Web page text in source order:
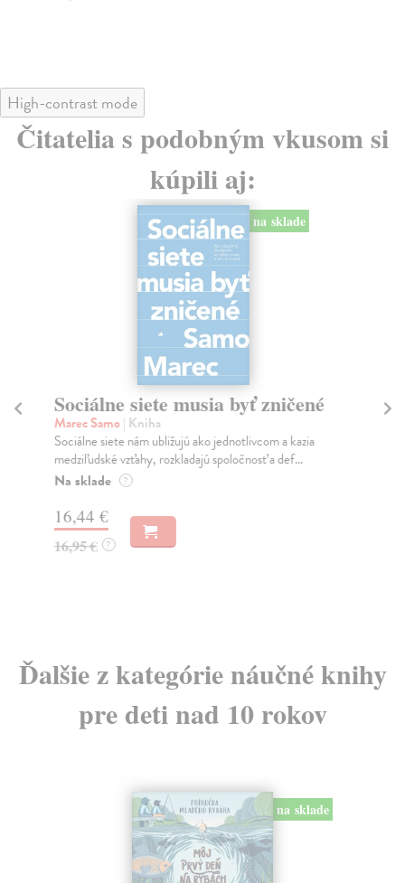
High-contrast mode
Čitatelia s podobným vkusom si
kúpili aj:
na sklade
Sociálne siete musia byť zničené
Marec Samo| Kniha
Sociálne siete nám ubližujú ako jednotlivcom a kazia
medziľudské vzťahy, rozkladajú spoločnosť a def...
Na sklade ?
16,44 €
16,95 € ?
Ďalšie z kategórie náučné knihy
pre deti nad 10 rokov
na sklade